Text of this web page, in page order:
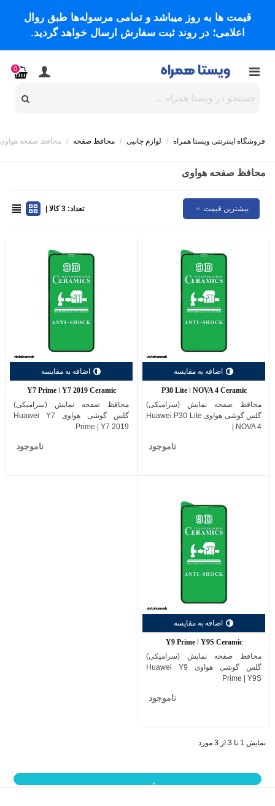
قیمت ها به روز میباشد و تمامی مرسوله‌ها طبق روال
اعلامی؛ در روند ثبت سفارش ارسال خواهد گردید.
0
فروشگاه اینترنتی ویستا همراه / لوازم جانبی / محافظ صفحه / محافظ صفحه هواوی
محافظ صفحه هواوی
بیشترین قیمت تعداد: 3 کالا |
اضافه به مقایسه
P30 Lite | NOVA 4 Ceramic
محافظ صفحه نمایش (سرامیکی)
گلس گوشی هواوی Huawei P30 Lite
| NOVA 4
ناموجود
اضافه به مقایسه
Y7 Prime | Y7 2019 Ceramic
محافظ صفحه نمایش (سرامیکی)
گلس گوشی هواوی Huawei Y7
Prime | Y7 2019
ناموجود
اضافه به مقایسه
Y9 Prime | Y9S Ceramic
محافظ صفحه نمایش (سرامیکی)
گلس گوشی هواوی Huawei Y9
Prime | Y9S
ناموجود
نمایش 1 تا 3 از 3 مورد
نمایش بیشتر